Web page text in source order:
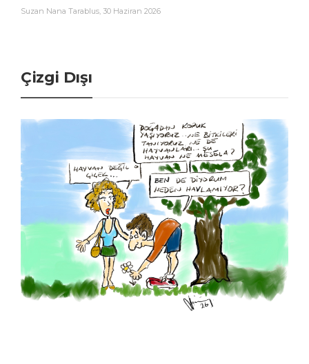
Suzan Nana Tarablus, 30 Haziran 2026
Çizgi Dışı